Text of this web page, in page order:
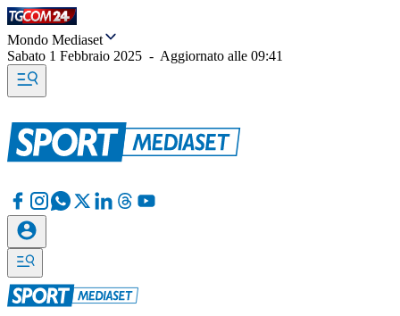
Mondo Mediaset
Sabato 1 Febbraio 2025 - Aggiornato alle 09:41